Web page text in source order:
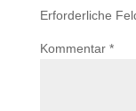
Erforderliche
Kommentar *